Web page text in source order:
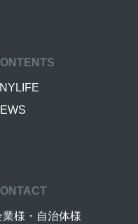
業様・自治体様